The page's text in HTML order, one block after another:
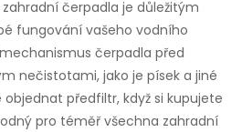
zahradní čerpadla je důležitým
fungování vašeho vodního
čerpadla před
nečistotami, jako je písek a jiné
předfiltr, když si kupujete
pro téměř všechna zahradní